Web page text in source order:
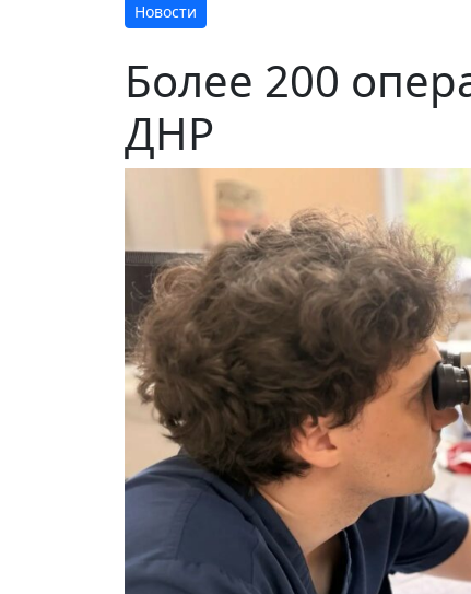
Новости
Более 200
ДНР